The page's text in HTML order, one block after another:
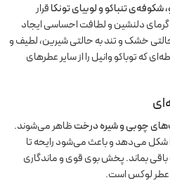
شکوفه‌ی تنباکو و لوبیای تونکاقرار
گرمای دلنشین و لطافت احساسی ایجاد
حالتی خشک و تند به حالتی شیرین، لطیف و
که توباکو وانیل را از سایر عطرهای
چوبی و شیره درختظاهر می‌شوند.
شکل می‌دهد و باعث می‌شود رایحه تا
بماند. پخش بوی قوی و ماندگاری
عطر لوکس است.